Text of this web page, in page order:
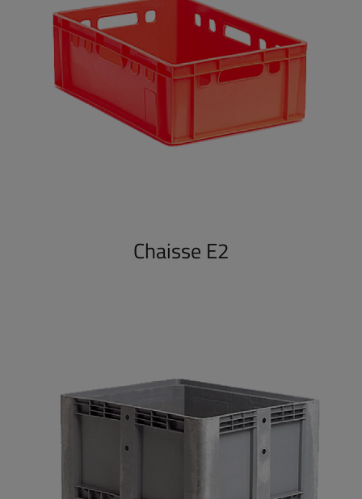
Chaisse E2